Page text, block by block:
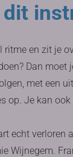
dit
ritme en zit je
Dan
met een
op. Je kan
echt verloren
Wijnegem.